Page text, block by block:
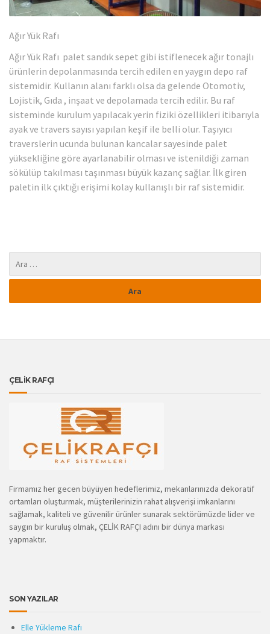
Ağır Yük Rafı
Ağır Yük Rafı palet sandık sepet gibi istiflenecek ağır tonajlı
ürünlerin depolanmasında tercih edilen en yaygın depo raf
sistemidir. Kullanın alanı farklı olsa da gelende Otomotiv,
Lojistik, Gıda , inşaat ve depolamada tercih edilir. Bu raf
sisteminde kurulum yapılacak yerin fiziki özellikleri itibarıyla
ayak ve travers sayısı yapılan keşif ile belli olur. Taşıyıcı
traverslerin ucunda bulunan kancalar sayesinde palet
yüksekliğine göre ayarlanabilir olması ve istenildiği zaman
sökülüp takılması taşınması büyük kazanç sağlar. İlk giren
paletin ilk çıktığı erişimi kolay kullanışlı bir raf sistemidir.
ÇELİK RAFÇI
Firmamız her gecen büyüyen hedeflerimiz, mekanlarınızda dekoratif
ortamları oluşturmak, müşterilerinizin rahat alışverişi imkanlarını
sağlamak, kaliteli ve güvenilir ürünler sunarak sektörümüzde lider ve
saygın bir kuruluş olmak, ÇELİK RAFÇI adını bir dünya markası
yapmaktır.
SON YAZILAR
Elle Yükleme Rafı